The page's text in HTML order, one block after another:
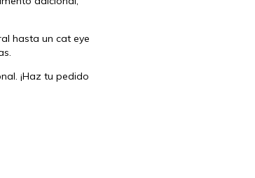
hasta un cat eye
¡Haz tu pedido